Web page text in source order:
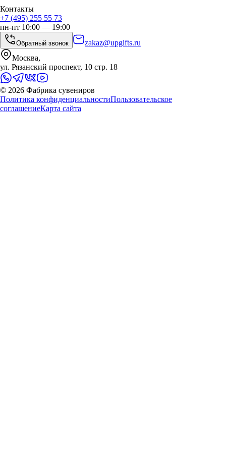
Контакты
+7 (495) 255 55 73
пн-пт 10:00 — 19:00
Обратный звонок
zakaz@upgifts.ru
Москва,
ул. Рязанский проспект, 10 стр. 18
© 2026 Фабрика сувениров
Политика конфиденциальностиПользовательское
соглашениеКарта сайта